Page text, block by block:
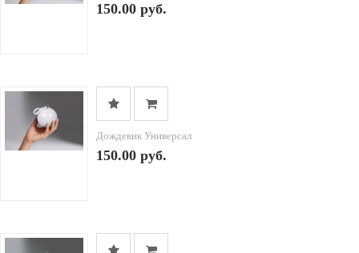
150.00 руб.
Дождевик Универсал
150.00 руб.